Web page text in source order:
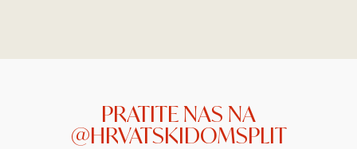
PRATITE NAS NA
@HRVATSKIDOMSPLIT